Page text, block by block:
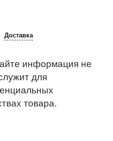
Доставка
информация не
для
товара.